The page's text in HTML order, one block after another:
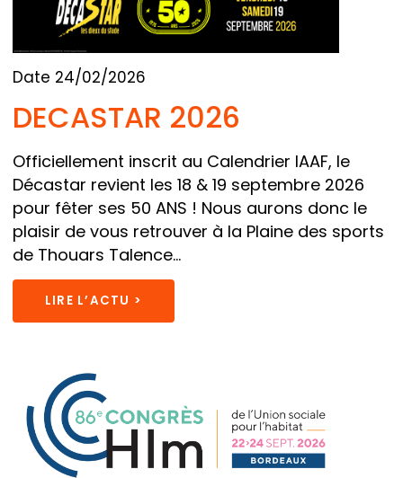
Date 24/02/2026
DECASTAR 2026
Officiellement inscrit au Calendrier IAAF, le
Décastar revient les 18 & 19 septembre 2026
pour fêter ses 50 ANS ! Nous aurons donc le
plaisir de vous retrouver à la Plaine des sports
de Thouars Talence...
LIRE L’ACTU >